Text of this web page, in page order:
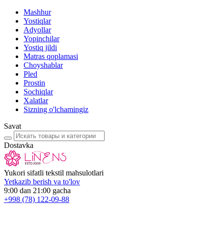
Mashhur
Yostiqlar
Adyollar
Yopinchilar
Yostiq jildi
Matras qoplamasi
Choyshablar
Pled
Prostin
Sochiqlar
Xalatlar
Sizning o'lchamingiz
Savat
Dostavka
Yukori sifatli tekstil mahsulotlari
Yetkazib berish va to'lov
9:00 dan 21:00 gacha
+998 (78) 122-09-88